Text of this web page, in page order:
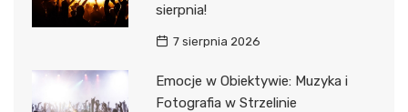
sierpnia!
7 sierpnia 2026
Emocje w Obiektywie: Muzyka i
Fotografia w Strzelinie